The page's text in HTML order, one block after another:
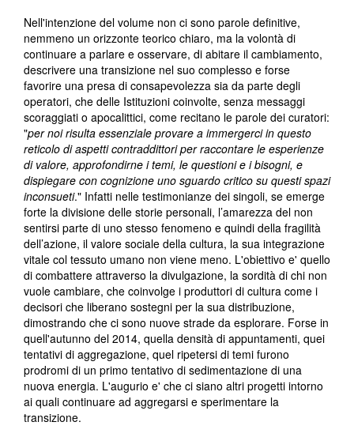
Nell'intenzione del volume non ci sono parole definitive,
nemmeno un orizzonte teorico chiaro, ma la volontà di
continuare a parlare e osservare, di abitare il cambiamento,
descrivere una transizione nel suo complesso e forse
favorire una presa di consapevolezza sia da parte degli
operatori, che delle Istituzioni coinvolte, senza messaggi
scoraggiati o apocalittici, come recitano le parole dei curatori:
"per noi risulta essenziale provare a immergerci in questo
reticolo di aspetti contraddittori per raccontare le esperienze
di valore, approfondirne i temi, le questioni e i bisogni, e
dispiegare con cognizione uno sguardo critico su questi spazi
inconsueti." Infatti nelle testimonianze dei singoli, se emerge
forte la divisione delle storie personali, l’amarezza del non
sentirsi parte di uno stesso fenomeno e quindi della fragilità
dell’azione, il valore sociale della cultura, la sua integrazione
vitale col tessuto umano non viene meno. L'obiettivo e' quello
di combattere attraverso la divulgazione, la sordità di chi non
vuole cambiare, che coinvolge i produttori di cultura come i
decisori che liberano sostegni per la sua distribuzione,
dimostrando che ci sono nuove strade da esplorare. Forse in
quell'autunno del 2014, quella densità di appuntamenti, quei
tentativi di aggregazione, quel ripetersi di temi furono
prodromi di un primo tentativo di sedimentazione di una
nuova energia. L'augurio e' che ci siano altri progetti intorno
ai quali continuare ad aggregarsi e sperimentare la
transizione.